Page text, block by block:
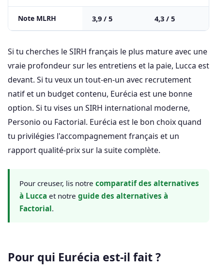
Note MLRH 3,9 / 5 4,3 / 5
Si tu cherches le SIRH français le plus mature avec une
vraie profondeur sur les entretiens et la paie, Lucca est
devant. Si tu veux un tout-en-un avec recrutement
natif et un budget contenu, Eurécia est une bonne
option. Si tu vises un SIRH international moderne,
Personio ou Factorial. Eurécia est le bon choix quand
tu privilégies l'accompagnement français et un
rapport qualité-prix sur la suite complète.
Pour creuser, lis notre comparatif des alternatives
à Lucca et notre guide des alternatives à
Factorial.
Pour qui Eurécia est-il fait ?